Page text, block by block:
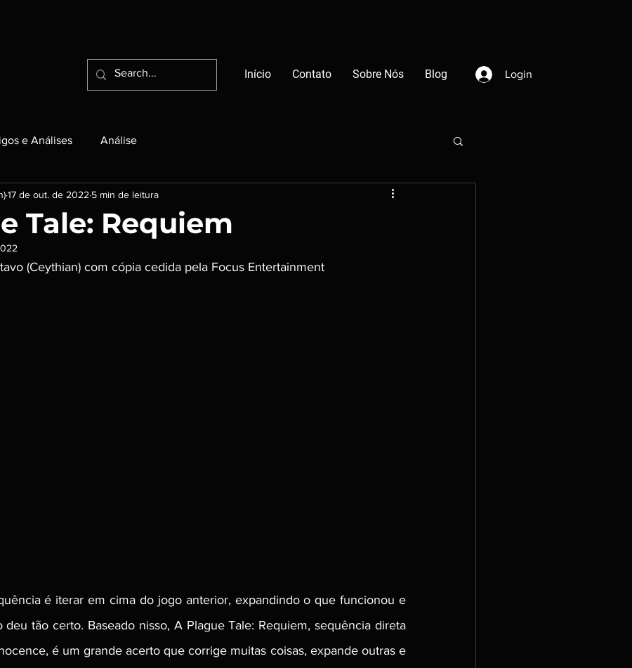
Início Contato Sobre Nós Blog Login
e Análises Análise
Tale: Requiem
17 de out. de 2022 5 min de leitura
(Ceythian) com cópia cedida pela Focus Entertainment
é iterar em cima do jogo anterior, expandindo o que funcionou e
tão certo. Baseado nisso, A Plague Tale: Requiem, sequência direta
é um grande acerto que corrige muitas coisas, expande outras e